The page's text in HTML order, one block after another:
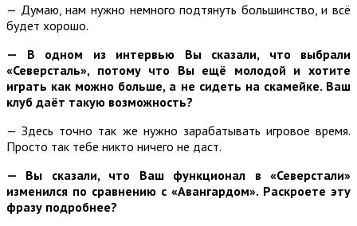
— Думаю, нам нужно немного подтянуть большинство, и всё
будет хорошо.
— В одном из интервью Вы сказали, что выбрали
«Северсталь», потому что Вы ещё молодой и хотите
играть как можно больше, а не сидеть на скамейке. Ваш
клуб даёт такую возможность?
— Здесь точно так же нужно зарабатывать игровое время.
Просто так тебе никто ничего не даст.
— Вы сказали, что Ваш функционал в «Северстали»
изменился по сравнению с «Авангардом». Раскроете эту
фразу подробнее?